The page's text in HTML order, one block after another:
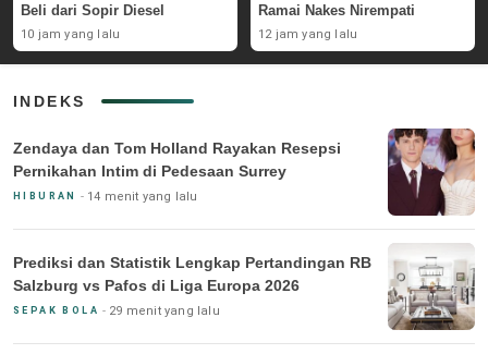
Beli dari Sopir Diesel
10 jam yang lalu
Ramai Nakes Nirempati
12 jam yang lalu
INDEKS
Zendaya dan Tom Holland Rayakan Resepsi
Pernikahan Intim di Pedesaan Surrey
HIBURAN 14 menit yang lalu
Prediksi dan Statistik Lengkap Pertandingan RB
Salzburg vs Pafos di Liga Europa 2026
SEPAK BOLA 29 menit yang lalu